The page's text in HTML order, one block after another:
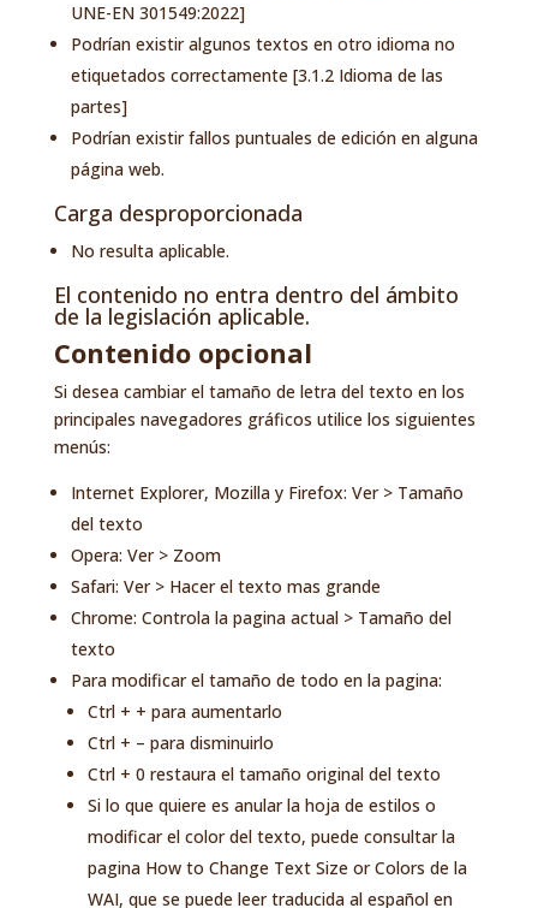
UNE-EN 301549:2022]
Podrían existir algunos textos en otro idioma no
etiquetados correctamente [3.1.2 Idioma de las
partes]
Podrían existir fallos puntuales de edición en alguna
página web.
Carga desproporcionada
No resulta aplicable.
El contenido no entra dentro del ámbito
de la legislación aplicable.
Contenido opcional
Si desea cambiar el tamaño de letra del texto en los
principales navegadores gráficos utilice los siguientes
menús:
Internet Explorer, Mozilla y Firefox: Ver > Tamaño
del texto
Opera: Ver > Zoom
Safari: Ver > Hacer el texto mas grande
Chrome: Controla la pagina actual > Tamaño del
texto
Para modificar el tamaño de todo en la pagina:
Ctrl + + para aumentarlo
Ctrl + – para disminuirlo
Ctrl + 0 restaura el tamaño original del texto
Si lo que quiere es anular la hoja de estilos o
modificar el color del texto, puede consultar la
pagina How to Change Text Size or Colors de la
WAI, que se puede leer traducida al español en